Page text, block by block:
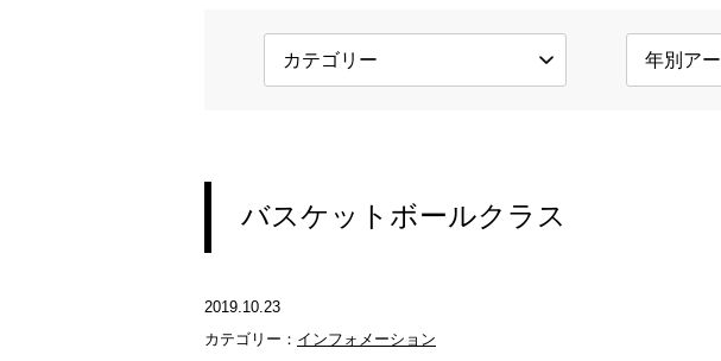
バスケットボールクラス
2019.10.23
カテゴリー： インフォメーション